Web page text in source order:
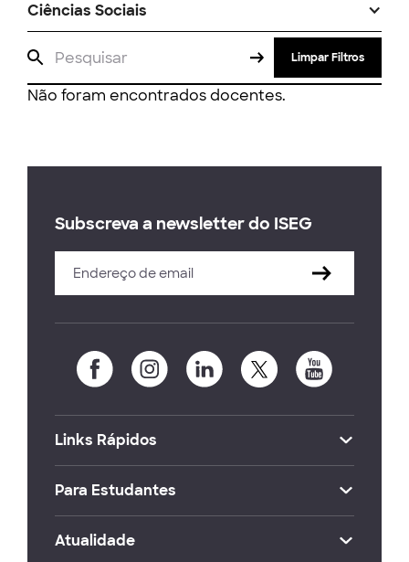
Ciências Sociais
Limpar Filtros
Não foram encontrados docentes.
Subscreva a newsletter do ISEG
Links Rápidos
Para Estudantes
Atualidade